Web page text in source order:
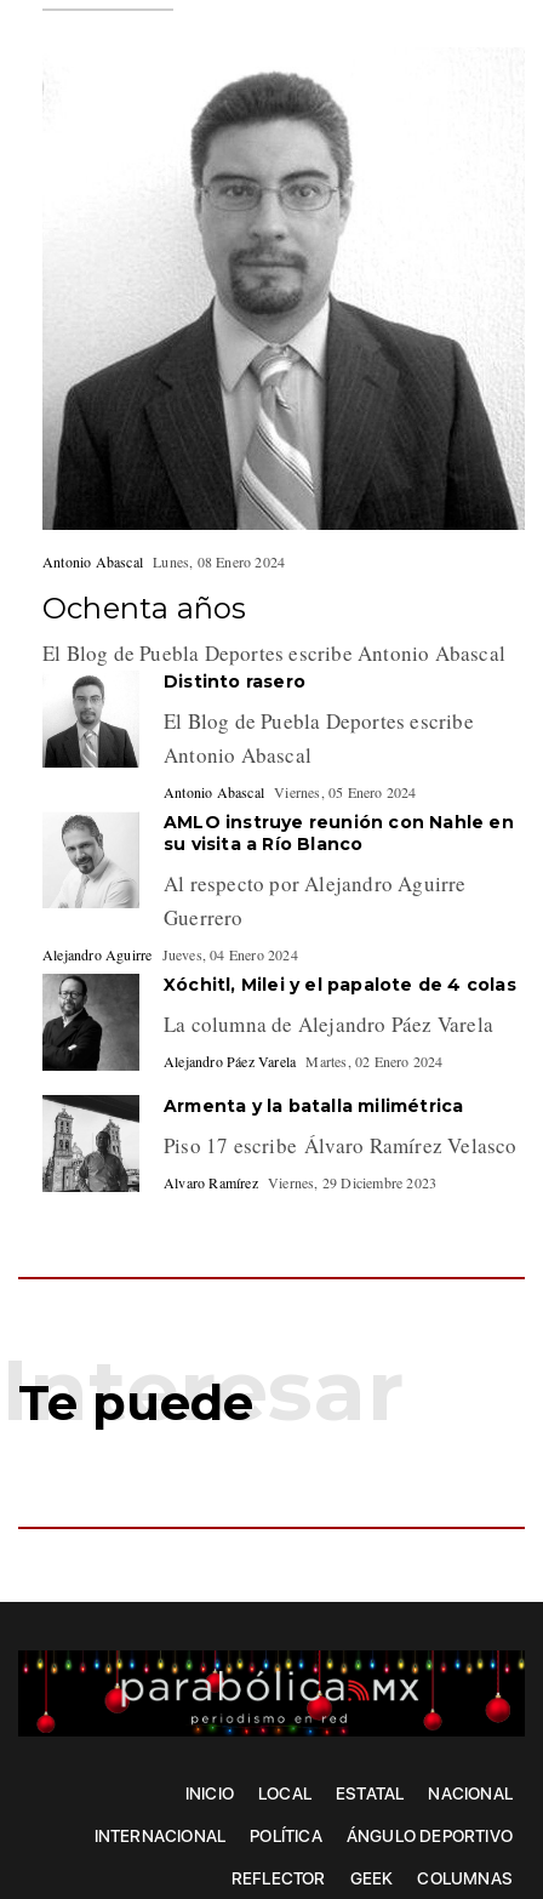
Antonio Abascal Lunes, 08 Enero 2024
Ochenta años
El Blog de Puebla Deportes escribe Antonio Abascal
Distinto rasero
El Blog de Puebla Deportes escribe
Antonio Abascal
Antonio Abascal Viernes, 05 Enero 2024
AMLO instruye reunión con Nahle en
su visita a Río Blanco
Al respecto por Alejandro Aguirre
Guerrero
Alejandro Aguirre Jueves, 04 Enero 2024
Xóchitl, Milei y el papalote de 4 colas
La columna de Alejandro Páez Varela
Alejandro Páez Varela Martes, 02 Enero 2024
Armenta y la batalla milimétrica
Piso 17 escribe Álvaro Ramírez Velasco
Alvaro Ramírez Viernes, 29 Diciembre 2023
Te puede
INICIO LOCAL ESTATAL NACIONAL
INTERNACIONAL POLÍTICA ÁNGULO DEPORTIVO
REFLECTOR GEEK COLUMNAS